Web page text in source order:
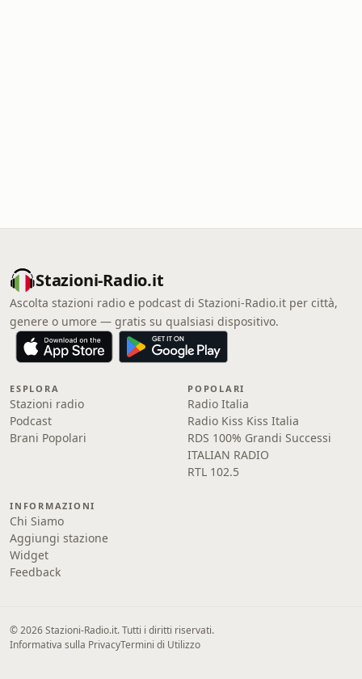
Stazioni-Radio.it
Ascolta stazioni radio e podcast di Stazioni-Radio.it per città,
genere o umore — gratis su qualsiasi dispositivo.
ESPLORA
Stazioni radio
Podcast
Brani Popolari
POPOLARI
Radio Italia
Radio Kiss Kiss Italia
RDS 100% Grandi Successi
ITALIAN RADIO
RTL 102.5
INFORMAZIONI
Chi Siamo
Aggiungi stazione
Widget
Feedback
© 2026 Stazioni-Radio.it. Tutti i diritti riservati.
Informativa sulla PrivacyTermini di Utilizzo